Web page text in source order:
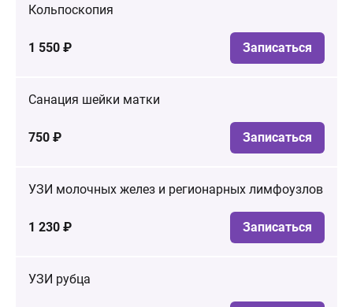
Кольпоскопия
1 550 ₽ Записаться
Санация шейки матки
750 ₽ Записаться
УЗИ молочных желез и регионарных лимфоузлов
1 230 ₽ Записаться
УЗИ рубца